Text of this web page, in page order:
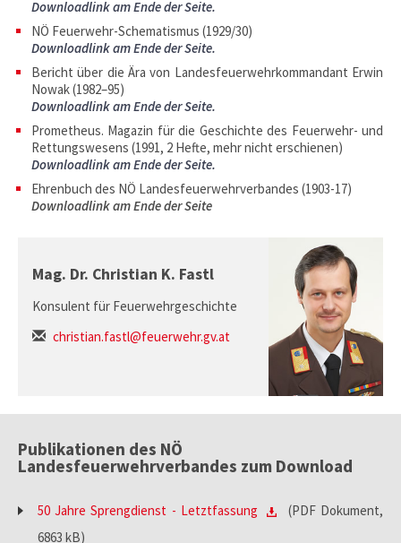
Downloadlink am Ende der Seite.
NÖ Feuerwehr-Schematismus (1929/30)
Downloadlink am Ende der Seite.
Bericht über die Ära von Landesfeuerwehrkommandant Erwin
Nowak (1982–95)
Downloadlink am Ende der Seite.
Prometheus. Magazin für die Geschichte des Feuerwehr- und
Rettungswesens (1991, 2 Hefte, mehr nicht erschienen)
Downloadlink am Ende der Seite.
Ehrenbuch des NÖ Landesfeuerwehrverbandes (1903-17)
Downloadlink am Ende der Seite
Mag. Dr. Christian K. Fastl
Konsulent für Feuerwehrgeschichte
christian.fastl@feuerwehr.gv.at
Publikationen des NÖ
Landesfeuerwehrverbandes zum Download
50 Jahre Sprengdienst - Letztfassung
(PDF Dokument,
6863 kB)